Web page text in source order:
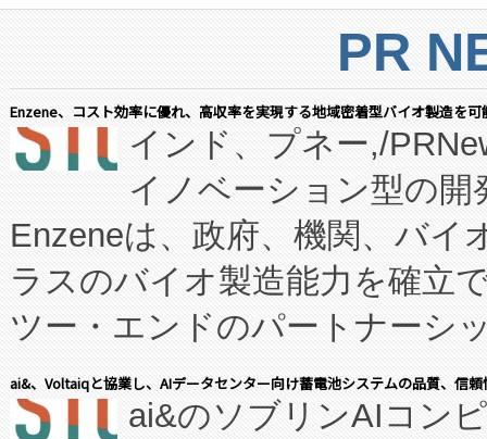
PR
Enzene、コスト効率に優れ、高収率を実現する地域密着型バイオ製造を
インド、プネー,/
イノベーション型の
Enzeneは、政府、機関、バイ
ラスのバイオ製造能力を確立
ツー・エンドのパートナーシ
表しました。 同社の実績ある
manufacturing™ (FCCM™) プ
ai&、Voltaiqと協業し、AIデータセンター向け蓄電池システムの品質、信
ai&のソブリンAIコン